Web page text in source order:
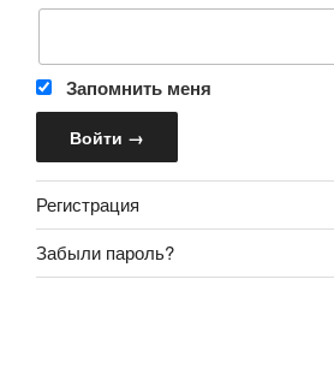
Запомнить меня
Регистрация
Забыли пароль?